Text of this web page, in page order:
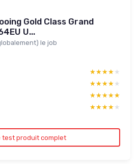
Gold Class Grand
U...
le job
★★★★★
★★★★★
★★★★★
★★★★★
★★★★★
★★★★★
★★★★★
★★★★★
test produit complet